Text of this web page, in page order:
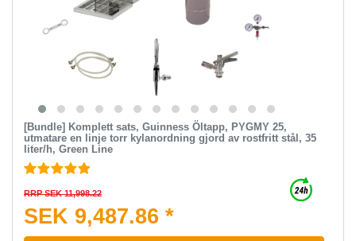
[Bundle] Komplett sats, Guinness Öltapp, PYGMY 25,
utmatare en linje torr kylanordning gjord av rostfritt stål, 35
liter/h, Green Line
RRP SEK 11,998.22
SEK 9,487.86 *